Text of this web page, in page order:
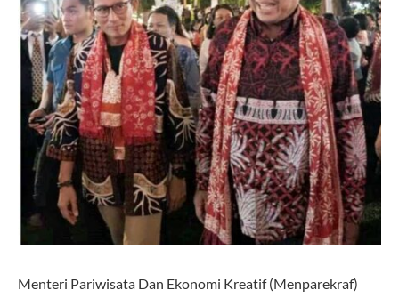
Menteri Pariwisata Dan Ekonomi Kreatif (Menparekraf)